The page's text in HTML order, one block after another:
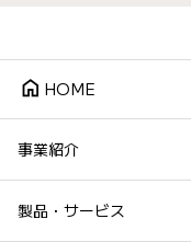
home HOME
事業紹介
製品・サービス